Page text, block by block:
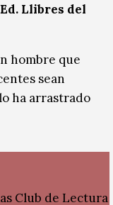
Llibres del
hombre que
sean
ha arrastrado
Club de Lectura